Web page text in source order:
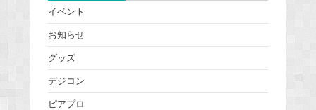
イベント
お知らせ
グッズ
デジコン
ピアプロ